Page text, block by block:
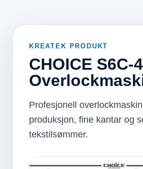
KREATEK PRODUKT
CHOICE S6C-4
Profesjonell
produksjon, fine kantar og
tekstilsømmer.